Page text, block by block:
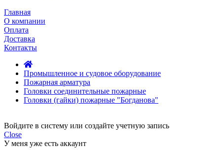
Главная
О компании
Оплата
Доставка
Контакты
Промышленное и судовое оборудование
Пожарная арматура
Головки соединительные пожарные
Головки (гайки) пожарные "Богданова"
Войдите в систему или создайте учетную запись
Close
У меня уже есть аккаунт